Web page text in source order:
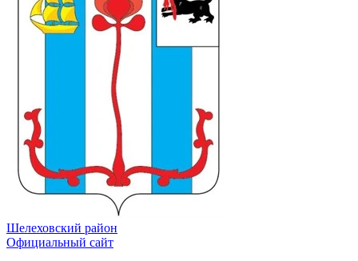
Шелеховский район
Официальный сайт